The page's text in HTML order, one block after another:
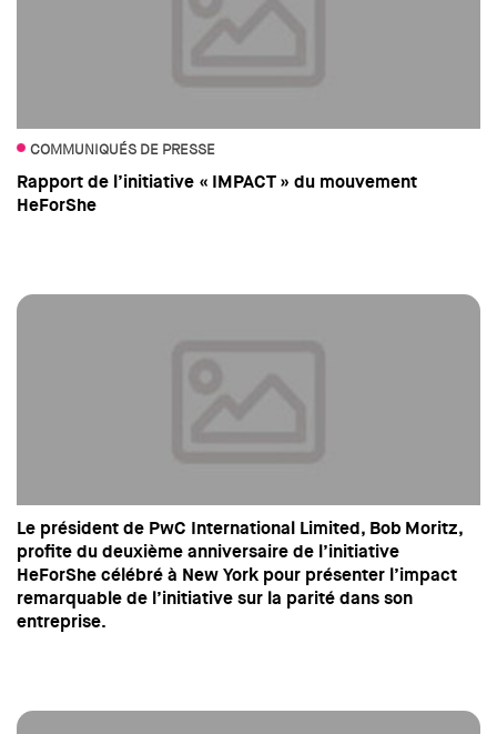
COMMUNIQUÉS DE PRESSE
Rapport de l’initiative « IMPACT » du mouvement
HeForShe
Le président de PwC International Limited, Bob Moritz,
profite du deuxième anniversaire de l’initiative
HeForShe célébré à New York pour présenter l’impact
remarquable de l’initiative sur la parité dans son
entreprise.